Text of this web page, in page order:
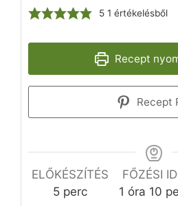
5 1 értékelésből
Recept
Recept
ELŐKÉSZÍTÉS
5perc
perc
FŐZÉSI
1 óra
óra 10